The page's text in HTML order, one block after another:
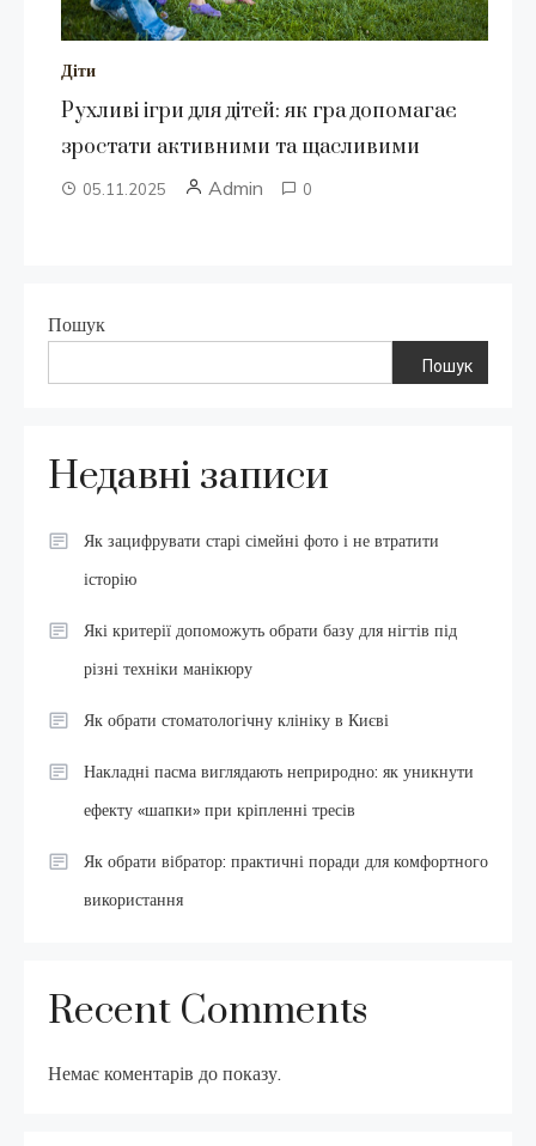
Діти
Рухливі ігри для дітей: як гра допомагає
зростати активними та щасливими
05.11.2025 Admin 0
Пошук
Пошук
Недавні записи
Як зацифрувати старі сімейні фото і не втратити
історію
Які критерії допоможуть обрати базу для нігтів під
різні техніки манікюру
Як обрати стоматологічну клініку в Києві
Накладні пасма виглядають неприродно: як уникнути
ефекту «шапки» при кріпленні тресів
Як обрати вібратор: практичні поради для комфортного
використання
Recent Comments
Немає коментарів до показу.